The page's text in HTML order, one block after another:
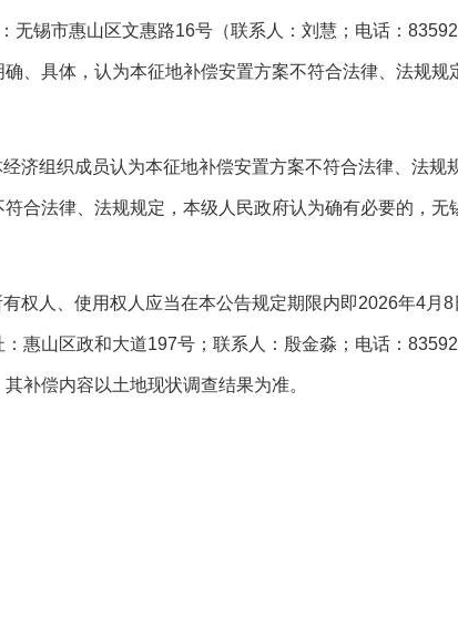
无锡市惠山区文惠路16号（联系人：刘慧；电话：
、具体，认为本征地补偿安置方案不符合法律、法规
经济组织成员认为本征地补偿安置方案不符合法律、法
合法律、法规规定，本级人民政府认为确有必要的，
有权人、使用权人应当在本公告规定期限内即2026年4月8
惠山区政和大道197号；联系人：殷金淼；电话：
补偿内容以土地现状调查结果为准。